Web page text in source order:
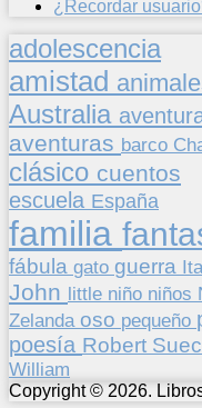
¿Recordar
adolescencia
amistad
Australia
aventuras barco
clásico cuentos
escuela España
familia
fábula gato guerra
John little niño niños
Zelanda oso pequeño
poesía Robert
William
Copyright © 2026.